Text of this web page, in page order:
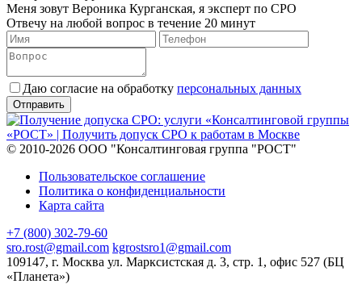
Меня зовут Вероника Курганская, я эксперт по СРО
Отвечу на любой вопрос в течение 20 минут
Даю согласие на обработку персональных данных
© 2010-2026 ООО "Консалтинговая группа "РОСТ"
Пользовательское соглашение
Политика о конфиденциальности
Карта сайта
+7 (800) 302-79-60
sro.rost@gmail.com kgrostsro1@gmail.com
109147, г. Москва ул. Марксистская д. 3, стр. 1, офис 527 (БЦ
«Планета»)